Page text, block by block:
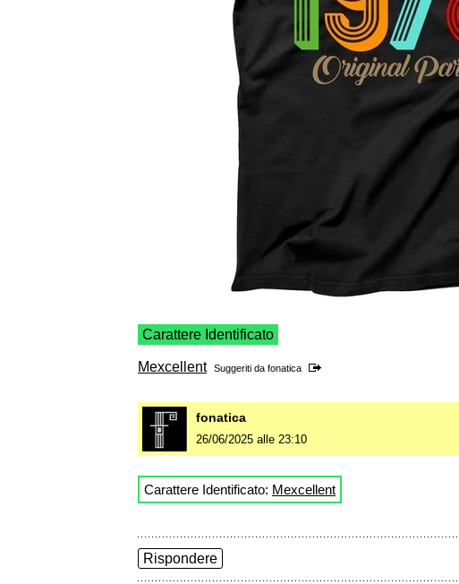
Carattere Identificato
Mexcellent Suggeriti da fonatica
fonatica
26/06/2025 alle 23:10
Carattere Identificato: Mexcellent
Rispondere